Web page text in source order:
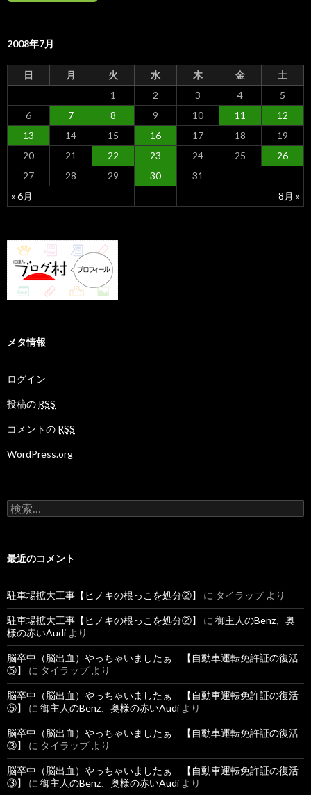
2008年7月
日 月 火 水 木 金 土
« 6月 8月 »
1 2 3 4
5
6
7 8 9 10 11
12
13
14 15 16 17 18
19
20
21 22 23 24 25
26
27
28 29 30 31
メタ情報
ログイン
投稿の RSS
コメントの RSS
WordPress.org
検
索
最近のコメント
駐車場拡大工事【ヒノキの根っこを処分②】 に タイラップより
駐車場拡大工事【ヒノキの根っこを処分②】 に 御主人のBenz、奥
様の赤いAudi より
脳卒中（脳出血）やっちゃいましたぁ 【自動車運転免許証の復活
⑤】
に タイラップより
脳卒中（脳出血）やっちゃいましたぁ 【自動車運転免許証の復活
⑤】
に 御主人のBenz、奥様の赤いAudi より
脳卒中（脳出血）やっちゃいましたぁ 【自動車運転免許証の復活
③】
に タイラップより
脳卒中（脳出血）やっちゃいましたぁ 【自動車運転免許証の復活
③】
に 御主人のBenz、奥様の赤いAudi より